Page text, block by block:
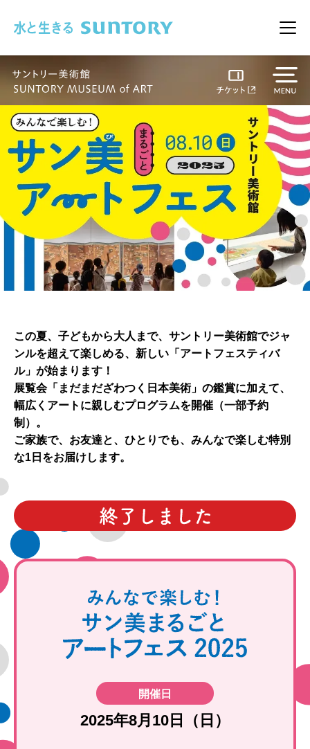
メ
この夏、子どもから大人まで、サントリー美術館でジャ
ンルを超えて楽しめる、新しい「アートフェスティバ
ル」が始まります！
展覧会「まだまだざわつく日本美術」の鑑賞に加えて、
幅広くアートに親しむプログラムを開催（一部予約
制）。
ご家族で、お友達と、ひとりでも、みんなで楽しむ特別
な1日をお届けします。
開催日
2025年8月10日（日）